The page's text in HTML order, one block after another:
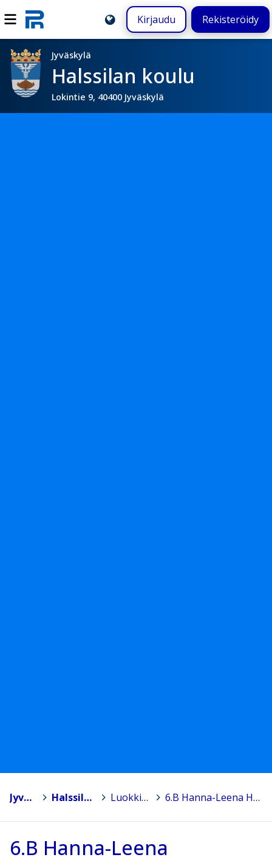
Kirjaudu Rekisteröidy
Jyväskylä
Halssilan koulu
Lokintie 9, 40400 Jyväskylä
Jyväskylä Halssilan koulu Luokkien sivut 6.B Hanna-Leena Heikkinen
6.B Hanna-Leena